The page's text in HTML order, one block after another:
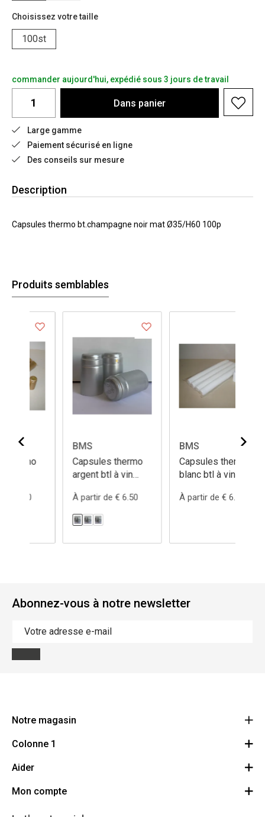
Choisissez votre taille
100st
commander aujourd'hui, expédié sous 3 jours de travail
Dans panier
Large gamme
Paiement sécurisé en ligne
Des conseils sur mesure
Description
Capsules thermo bt.champagne noir mat Ø35/H60 100p
Produits semblables
Capsules thermo
argent btl à vin
À partir de € 6.50
Capsules thermo
blanc btl à vin
À partir de € 6.50
Abonnez-vous à notre newsletter
Notre magasin
BMS Champetterke
8520 Kuurne
056 71 46 65
Colonne 1
Droit de révocation
Aider
Démonstrations
Mon compte
Se connecter/S'inscrire